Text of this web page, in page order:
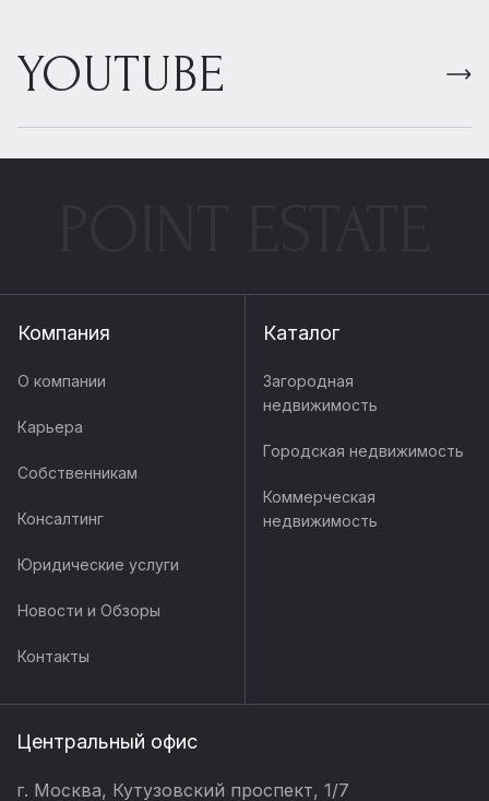
YOUTUBE
Компания
О компании
Карьера
Собственникам
Консалтинг
Юридические услуги
Новости и Обзоры
Контакты
Каталог
Загородная
недвижимость
Городская недвижимость
Коммерческая
недвижимость
Центральный офис
г. Москва, Кутузовский проспект, 1/7